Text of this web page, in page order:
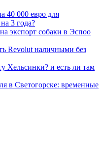
40 000 евро для
3 года?
экспорт собаки в Эспоо
Revolut наличными без
Хельсинки? и есть ли там
в Светогорске: временные